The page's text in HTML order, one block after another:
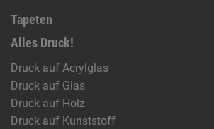
Tapeten
Alles Druck!
Druck auf Acrylglas
Druck auf Glas
Druck auf Holz
Druck auf Kunststoff